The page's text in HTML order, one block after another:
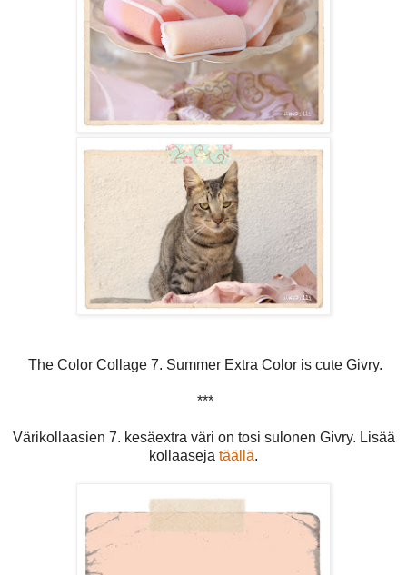
The Color Collage 7. Summer Extra Color is cute Givry.
***
Värikollaasien 7. kesäextra väri on tosi sulonen Givry. Lisää
kollaaseja täällä.